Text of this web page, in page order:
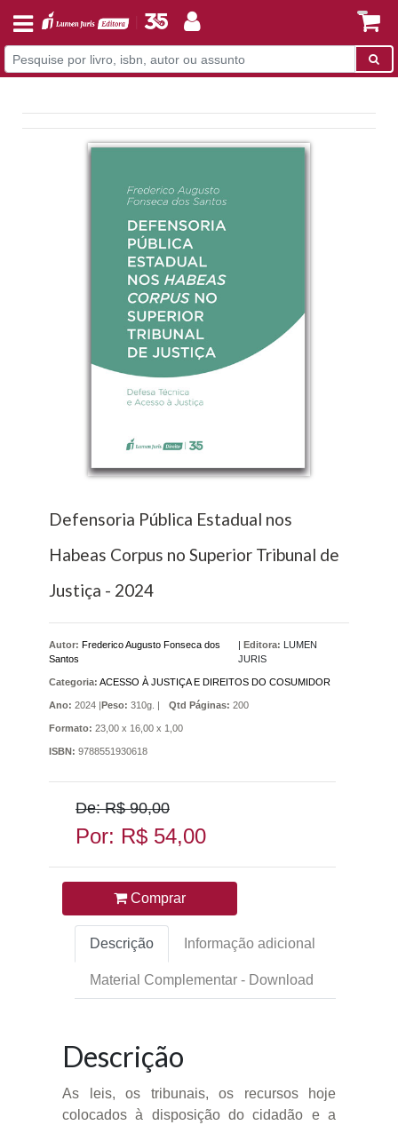
Defensoria Pública Estadual nos
Habeas Corpus no Superior Tribunal de
Justiça - 2024
Autor: Frederico Augusto Fonseca dos
Santos
Editora: LUMEN
JURIS
Categoria: ACESSO À JUSTIÇA E DIREITOS DO COSUMIDOR
Ano: 2024 | Peso: 310g. | Qtd Páginas: 200
Formato: 23,00 x 16,00 x 1,00
ISBN: 9788551930618
De: R$ 90,00
Por: R$ 54,00
Comprar
Descrição Informação adicional
Material Complementar - Download
Descrição
As leis, os tribunais, os recursos hoje
colocados à disposição do cidadão e a